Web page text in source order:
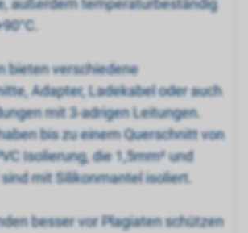
außerdem temperaturbeständig
bieten verschiedene
Adapter, Ladekabel oder auch
mit 3-adrigen Leitungen.
bis zu einem Querschnitt von
Isolierung, die 1,5mm² und
mit Silikonmantel isoliert.
besser vor Plagiaten schützen